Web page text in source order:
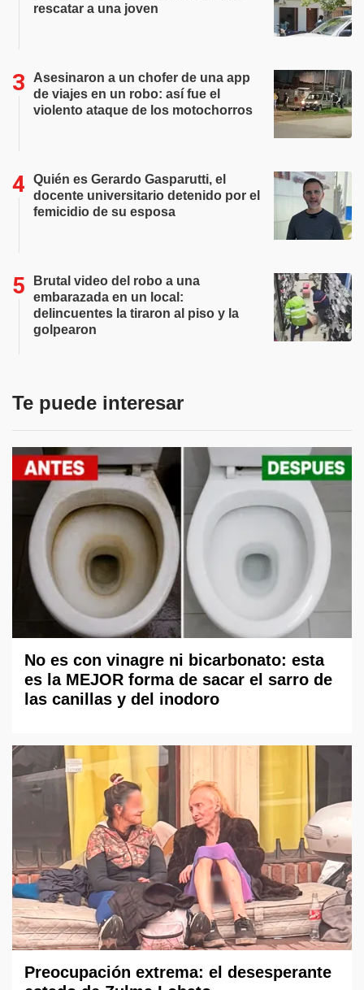
rescatar a una joven
Asesinaron a un chofer de una app
de viajes en un robo: así fue el
violento ataque de los motochorros
Quién es Gerardo Gasparutti, el
docente universitario detenido por el
femicidio de su esposa
Brutal video del robo a una
embarazada en un local:
delincuentes la tiraron al piso y la
golpearon
Te puede interesar
No es con vinagre ni bicarbonato: esta
es la MEJOR forma de sacar el sarro de
las canillas y del inodoro
Preocupación extrema: el desesperante